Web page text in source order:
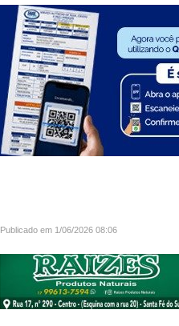
Publicado em 1/06/2026 08:06